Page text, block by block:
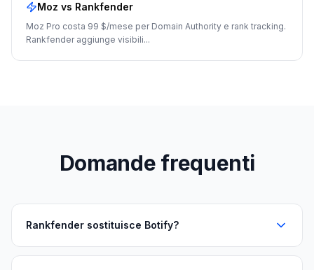
Moz vs Rankfender
Moz Pro costa 99 $/mese per Domain Authority e rank tracking.
Rankfender aggiunge visibili...
Domande frequenti
Rankfender sostituisce Botify?